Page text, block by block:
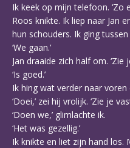
Ik keek op mijn telefoon. ‘Zo
Roos knikte. Ik liep naar Jan
hun schouders. Ik ging
‘We gaan.’
Jan draaide zich half om. ‘Zie
‘Is goed.’
Ik hing wat verder naar
‘Doei,’ zei hij vrolijk. ‘Zie je
‘Doen we,’ glimlachte ik.
‘Het was gezellig.’
Ik knikte en liet zijn hand los.